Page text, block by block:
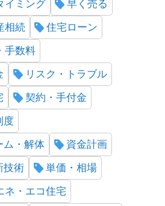
イミング 早く売る
相続 住宅ローン
手数料
リスク・トラブル
契約・手付金
度
ム・解体 資金計画
技術 単価・相場
ネ・エコ住宅